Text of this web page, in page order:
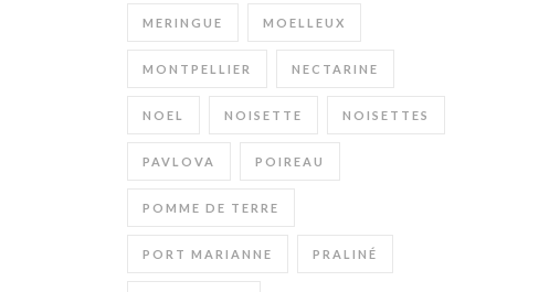
MERINGUE MOELLEUX
MONTPELLIER NECTARINE
NOEL NOISETTE NOISETTES
PAVLOVA POIREAU
POMME DE TERRE
PORT MARIANNE PRALINÉ